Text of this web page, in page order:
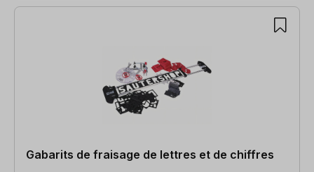
Gabarits de fraisage de lettres et de chiffres